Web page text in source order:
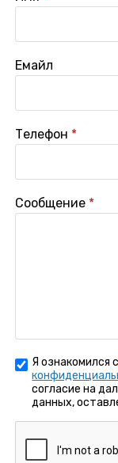
Емайл
Телефон
Сообщение
Я ознакомился
согласие на
данных,